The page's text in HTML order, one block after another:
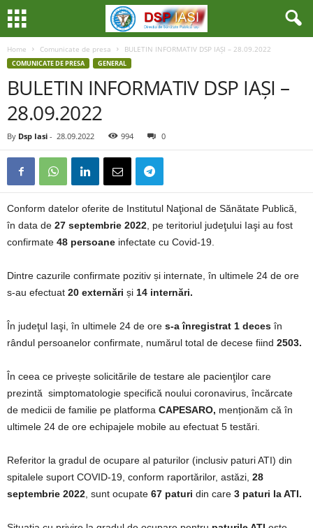
Home Comunicate de presa BULETIN INFORMATIV DSP IAȘI – 28.09.2022
COMUNICATE DE PRESA GENERAL
BULETIN INFORMATIV DSP IAȘI –
28.09.2022
By Dsp Iasi - 28.09.2022 994 0
Conform datelor oferite de Institutul Naţional de Sănătate Publică,
în data de 27 septembrie 2022 , pe teritoriul judeţului Iaşi au fost
confirmate 48 persoane infectate cu Covid-19.
Dintre cazurile confirmate pozitiv și internate, în ultimele 24 de ore
s-au efectuat 20 externări și 14 internări.
În judeţul Iaşi, în ultimele 24 de ore s-a înregistrat 1 deces în
rândul persoanelor confirmate, numărul total de decese fiind 2503.
În ceea ce privește solicitările de testare ale pacienţilor care
prezintă simptomatologie specifică noului coronavirus, încărcate
de medicii de familie pe platforma CAPESARO, menționăm că în
ultimele 24 de ore echipajele mobile au efectuat 5 testări.
Referitor la gradul de ocupare al paturilor (inclusiv paturi ATI) din
spitalele suport COVID-19, conform raportărilor, astăzi, 28
septembrie 2022 , sunt ocupate 67 paturi din care 3 paturi la ATI.